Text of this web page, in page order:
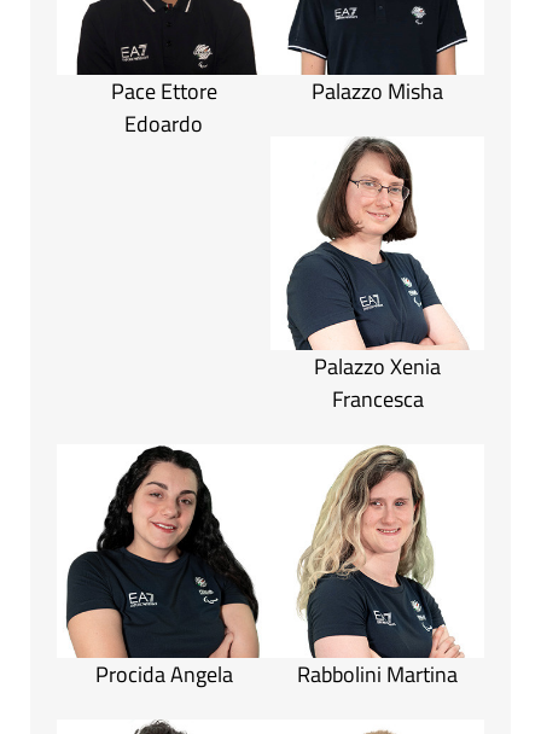
Pace Ettore
Edoardo
Palazzo Misha
Palazzo Xenia
Francesca
Procida Angela Rabbolini Martina